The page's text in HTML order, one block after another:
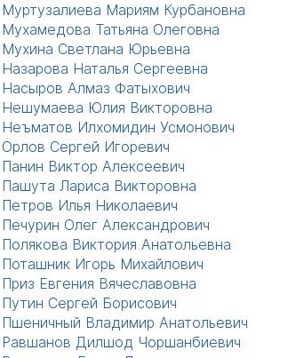
Муртузалиева Мариям Курбановна
Мухамедова Татьяна Олеговна
Мухина Светлана Юрьевна
Назарова Наталья Сергеевна
Насыров Алмаз Фатыхович
Нешумаева Юлия Викторовна
Неъматов Илхомидин Усмонович
Орлов Сергей Игоревич
Панин Виктор Алексеевич
Пашута Лариса Викторовна
Петров Илья Николаевич
Печурин Олег Александрович
Полякова Виктория Анатольевна
Поташник Игорь Михайлович
Приз Евгения Вячеславовна
Путин Сергей Борисович
Пшеничный Владимир Анатольевич
Равшанов Дилшод Чоршанбиевич